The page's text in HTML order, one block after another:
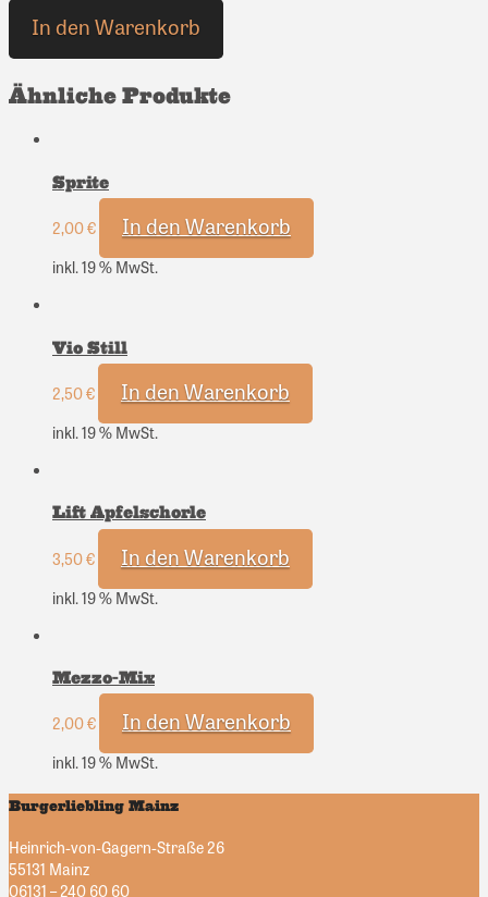
In den Warenkorb
Ähnliche Produkte
Sprite
2,00€ In den Warenkorb
inkl. 19 % MwSt.
Vio Still
2,50€ In den Warenkorb
inkl. 19 % MwSt.
Lift Apfelschorle
3,50€ In den Warenkorb
inkl. 19 % MwSt.
Mezzo-Mix
2,00€ In den Warenkorb
inkl. 19 % MwSt.
Burgerliebling Mainz
Heinrich-von-Gagern-Straße 26
55131 Mainz
06131 – 240 60 60